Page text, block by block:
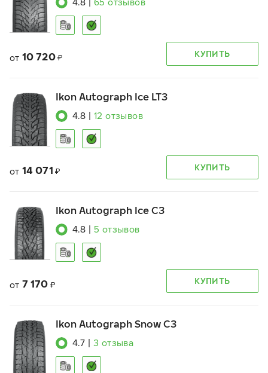
4.8 65 отзывов
от 10 720 ₽ КУПИТЬ
Ikon Autograph Ice LT3
4.8 12 отзывов
от 14 071 ₽ КУПИТЬ
Ikon Autograph Ice C3
4.8 5 отзывов
от 7 170 ₽ КУПИТЬ
Ikon Autograph Snow C3
4.7 3 отзыва